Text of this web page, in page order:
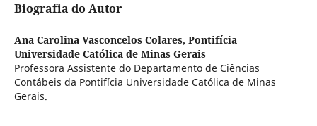
Biografia do Autor
Ana Carolina Vasconcelos Colares, Pontifícia
Universidade Católica de Minas Gerais
Professora Assistente do Departamento de Ciências
Contábeis da Pontifícia Universidade Católica de Minas
Gerais.